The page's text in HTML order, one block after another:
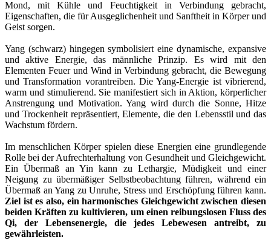
Mond, mit Kühle und Feuchtigkeit in Verbindung gebracht,
Eigenschaften, die für Ausgeglichenheit und Sanftheit in Körper und
Geist sorgen.
Yang (schwarz) hingegen symbolisiert eine dynamische, expansive
und aktive Energie, das männliche Prinzip. Es wird mit den
Elementen Feuer und Wind in Verbindung gebracht, die Bewegung
und Transformation vorantreiben. Die Yang-Energie ist vibrierend,
warm und stimulierend. Sie manifestiert sich in Aktion, körperlicher
Anstrengung und Motivation. Yang wird durch die Sonne, Hitze
und Trockenheit repräsentiert, Elemente, die den Lebensstil und das
Wachstum fördern.
Im menschlichen Körper spielen diese Energien eine grundlegende
Rolle bei der Aufrechterhaltung von Gesundheit und Gleichgewicht.
Ein Übermaß an Yin kann zu Lethargie, Müdigkeit und einer
Neigung zu übermäßiger Selbstbeobachtung führen, während ein
Übermaß an Yang zu Unruhe, Stress und Erschöpfung führen kann.
Ziel ist es also, ein harmonisches Gleichgewicht zwischen diesen
beiden Kräften zu kultivieren, um einen reibungslosen Fluss des
Qi, der Lebensenergie, die jedes Lebewesen antreibt, zu
gewährleisten.